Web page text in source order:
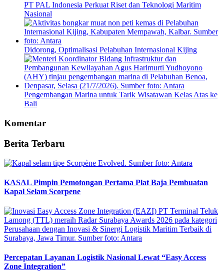
PT PAL Indonesia Perkuat Riset dan Teknologi Maritim
Nasional
Didorong, Optimalisasi Pelabuhan Internasional Kijing
Pengembangan Marina untuk Tarik Wisatawan Kelas Atas ke
Bali
Komentar
Berita Terbaru
KASAL Pimpin Pemotongan Pertama Plat Baja Pembuatan
Kapal Selam Scorpene
Percepatan Layanan Logistik Nasional Lewat “Easy Access
Zone Integration”